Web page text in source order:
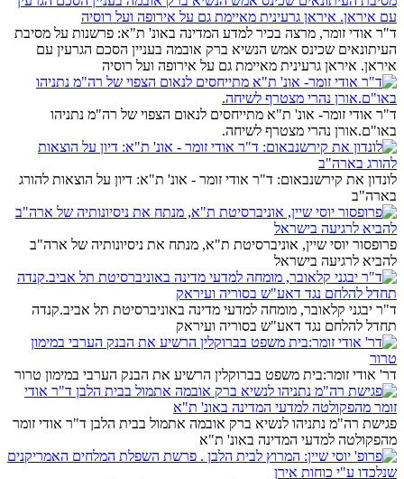
ד"ר אודי זומר, מרצה בכיר למדע המדינה באונ' ת"א: פרשנות על מסיבת
העיתונאים שכינס אמש הנשיא ברק אובמה בעניין הסכם הגרעין עם
איראן. איראן גרעינית מאיימת גם על אירופה ועל רוסיה
ד"ר אודי זומר- אונ' ת"א מתייחסים לנאום הצפוי של רה"מ נתניהו
באו"ם.אורן נהרי מצטרף לשיחה.
לונדון את קירשנבאום: ד"ר אודי זומר - אונ' ת"א: דיון על הוצאות להורג
בארה"ב
פרופסור יוסי שיין, אוניברסיטת ת"א, מנתח את ניסיונותיה של ארה"ב
להביא לרגיעה בישראל
ד"ר יבגני קלאובר, מומחה למדעי מדינה באוניברסיטת תל אביב.קנדה
תחדל להלחם נגד דאע"ש בסוריה ועיראק
דר' אודי זומר:בית משפט בברוקלין הרשיע את הבנק הערבי במימון טרור
פגישת רה"מ נתניהו לנשיא ברק אובמה אתמול בבית הלבן ד"ר אודי זומר
מהפקולטה למדעי המדינה באונ' ת"א